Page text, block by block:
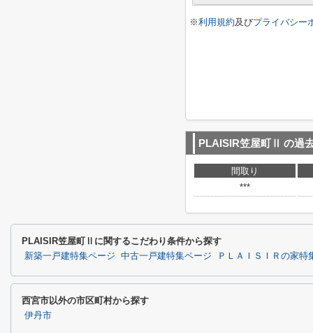
※利用規約及びプライバシー
PLAISIR笠屋町Ⅱ の過
間取り
***
PLAISIR笠屋町Ⅱに関するこだわり条件から探す
新築一戸建特集ページ 中古一戸建特集ページ ＰＬＡＩＳＩＲの家特
西宮市以外の市区町村から探す
伊丹市